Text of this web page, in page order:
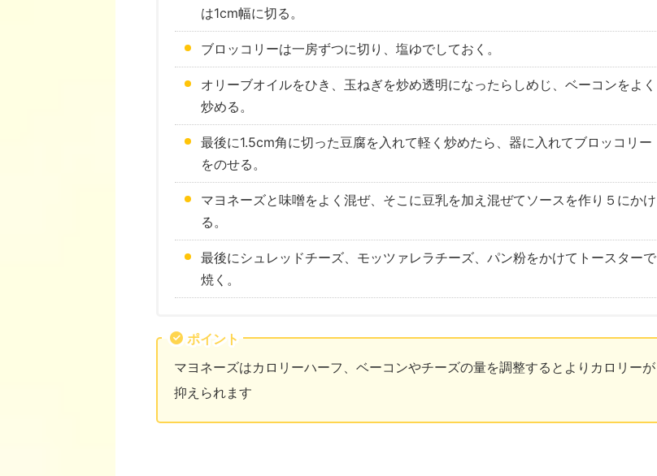
は1cm幅に切る。
ブロッコリーは一房ずつに切り、塩ゆでしておく。
オリーブオイルをひき、玉ねぎを炒め透明になったらしめじ、ベーコンをよく
炒める。
最後に1.5cm角に切った豆腐を入れて軽く炒めたら、器に入れてブロッコリー
をのせる。
マヨネーズと味噌をよく混ぜ、そこに豆乳を加え混ぜてソースを作り５にかけ
る。
最後にシュレッドチーズ、モッツァレラチーズ、パン粉をかけてトースターで
焼く。
ポイント
マヨネーズはカロリーハーフ、ベーコンやチーズの量を調整するとよりカロリーが
抑えられます